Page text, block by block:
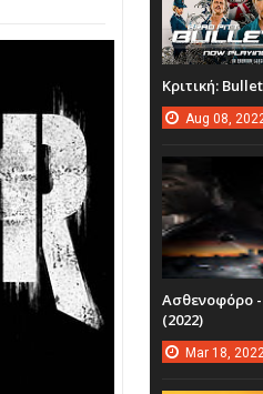
Κριτική:
Aug 08,
Ασθενοφόρο
(2022)
Mar 18,